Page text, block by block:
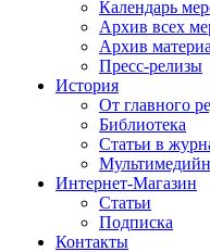
Календарь
Архив всех
Архив
Пресс-релизы
История
От главного
Библиотека
Статьи в
Интернет-Магазин
Статьи
Подписка
Контакты